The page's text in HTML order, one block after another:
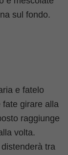
e fatelo
fate girare alla
raggiunge
volta.
tra